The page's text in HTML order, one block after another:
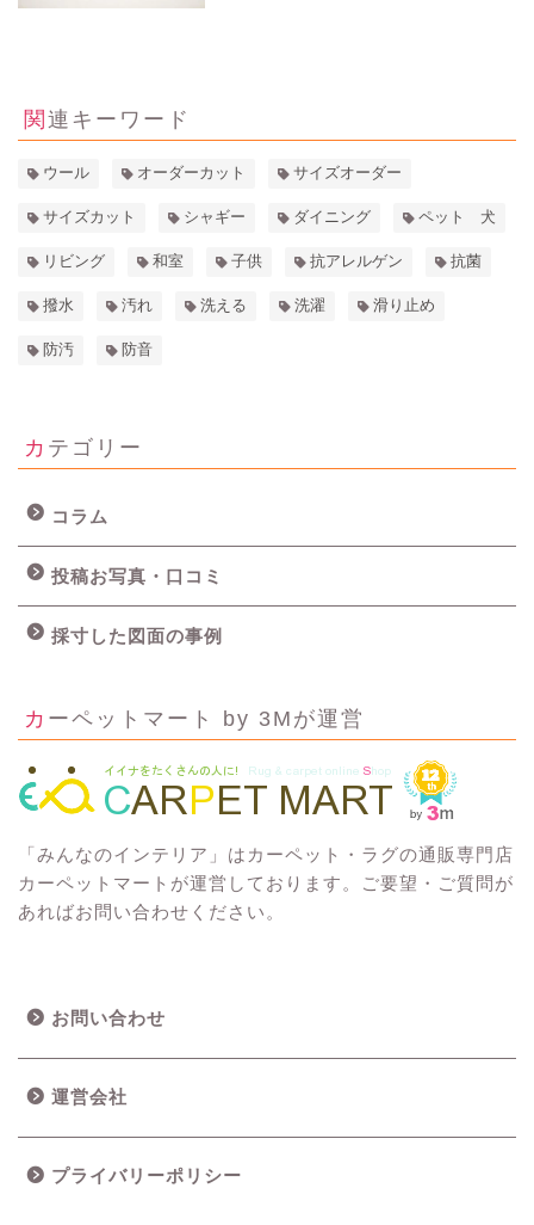
関連キーワード
ウール オーダーカット サイズオーダー
サイズカット シャギー ダイニング ペット 犬
リビング 和室 子供 抗アレルゲン 抗菌
撥水 汚れ 洗える 洗濯 滑り止め
防汚 防音
カテゴリー
コラム
投稿お写真・口コミ
採寸した図面の事例
カーペットマート by 3Mが運営
「みんなのインテリア」はカーペット・ラグの通販専門店
カーペットマートが運営しております。ご要望・ご質問が
あればお問い合わせください。
お問い合わせ
運営会社
プライバリーポリシー